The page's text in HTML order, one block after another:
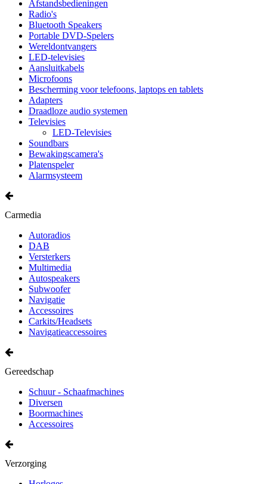
Afstandsbedieningen
Radio's
Bluetooth Speakers
Portable DVD-Spelers
Wereldontvangers
LED-televisies
Aansluitkabels
Microfoons
Bescherming voor telefoons, laptops en tablets
Adapters
Draadloze audio systemen
Televisies
LED-Televisies
Soundbars
Bewakingscamera's
Platenspeler
Alarmsysteem
Carmedia
Autoradios
DAB
Versterkers
Multimedia
Autospeakers
Subwoofer
Navigatie
Accessoires
Carkits/Headsets
Navigatieaccessoires
Gereedschap
Schuur - Schaafmachines
Diversen
Boormachines
Accessoires
Verzorging